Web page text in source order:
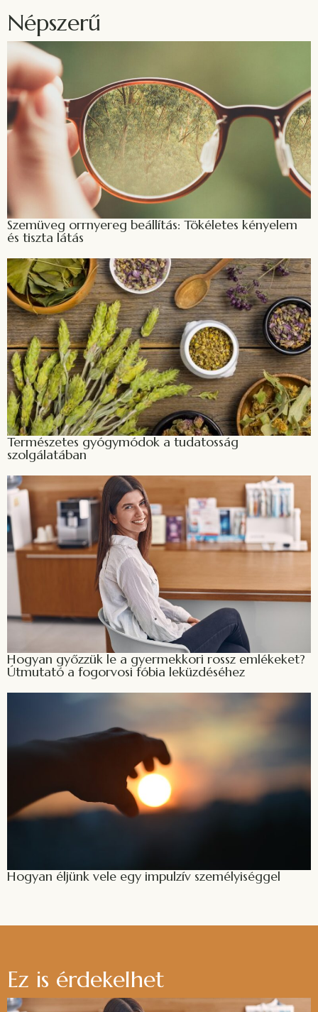
Népszerű
Szemüveg orrnyereg beállítás: Tökéletes kényelem
és tiszta látás
Természetes gyógymódok a tudatosság
szolgálatában
Hogyan győzzük le a gyermekkori rossz emlékeket?
Útmutató a fogorvosi fóbia leküzdéséhez
Hogyan éljünk vele egy impulzív személyiséggel
Ez is érdekelhet